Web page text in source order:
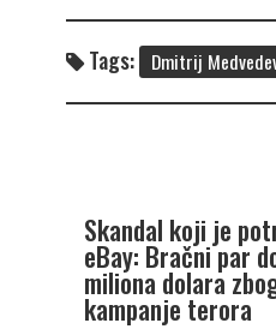
Tags: Dmitrij
Skandal koji je
eBay: Bračni par
miliona dolara
kampanje terora